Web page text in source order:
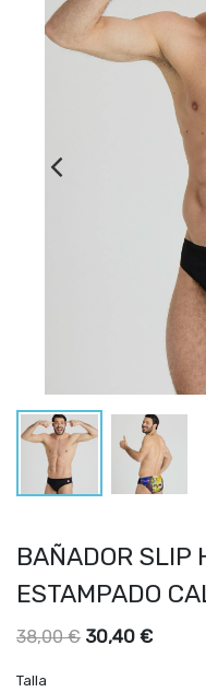
BAÑADOR SLIP
ESTAMPADO
38,00€ 30,40 €
Talla